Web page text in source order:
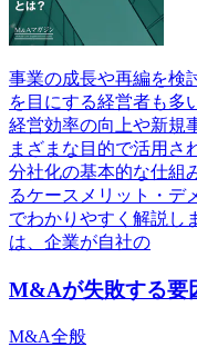
事業の成長や再編を検
を目にする経営者も多
経営効率の向上や新規
まざまな目的で活用さ
分社化の基本的な仕組
るケースメリット・デ
でわかりやすく解説し
は、企業が自社の
M&Aが失敗する要
M&A全般